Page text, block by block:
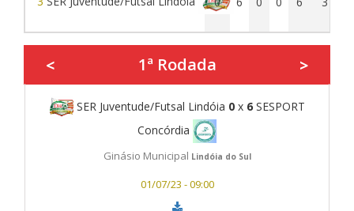
< 1ª Rodada >
SER Juventude/Futsal Lindóia 0x 6SESPORT
Concórdia
Ginásio Municipal Lindóia do Sul
01/07/23 - 09:00